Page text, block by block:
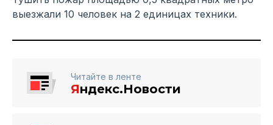
выезжали 10 человек на 2 единицах техники.
Читайте в ленте
Яндекс.Новости